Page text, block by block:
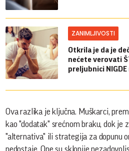
ZANIMLJIVOSTI
Otkrila je da je
nećete verovati
preljubnici
Ova razlika je ključna. Muškarci,
kao "dodatak" srećnom braku, dok je
"alternativa" ili strategija za dopunu
nedostaje. One su sklonije